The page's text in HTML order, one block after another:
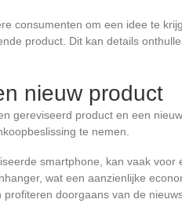
consumenten om een idee te
product. Dit kan details
nieuw product
gereviseerd product en een
te nemen.
smartphone, kan vaak voor
wat een aanzienlijke
doorgaans van de